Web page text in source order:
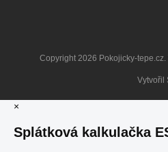
Vytvořil
Copyright 2026 Pokojicky-tepe.cz.
×
Splátková kalkulačka